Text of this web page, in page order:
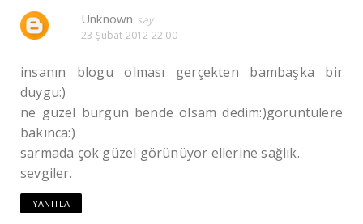
Unknown
23 Şubat 2012 22:00
insanın blogu olması gerçekten bambaşka bir
duygu:)
ne güzel bürgün bende olsam dedim:)görüntülere
bakınca:)
sarmada çok güzel görünüyor ellerine sağlık.
sevgiler.
YANITLA